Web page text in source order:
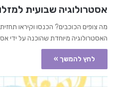
אסטרולוגיה שבועית למזלות 16.09-
מה צופים הכוכבים? הכנסו וקיראו
האסטרולוגיה מיוחדת שהוכנה על ידי
לחץ להמשך »